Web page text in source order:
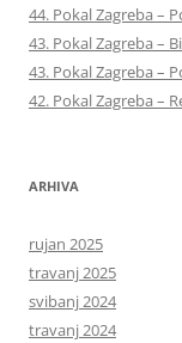
44. Pokal Zagreba –
43. Pokal Zagreba –
43. Pokal Zagreba –
42. Pokal Zagreba –
ARHIVA
rujan 2025
travanj 2025
svibanj 2024
travanj 2024